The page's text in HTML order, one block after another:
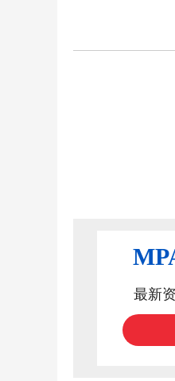
最新